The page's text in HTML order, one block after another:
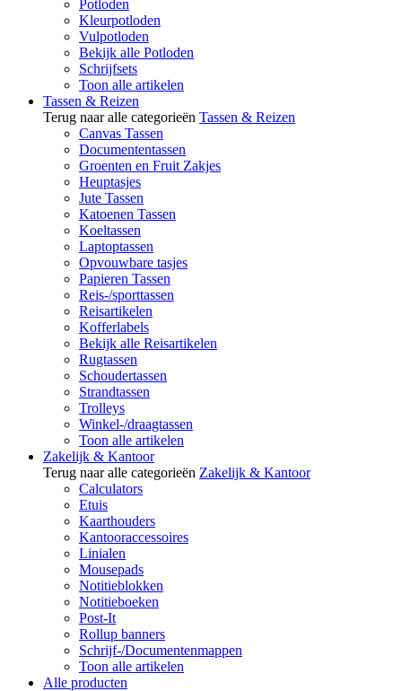
Potloden
Kleurpotloden
Vulpotloden
Bekijk alle Potloden
Schrijfsets
Toon alle artikelen
Tassen & Reizen
Terug naar alle categorieën Tassen & Reizen
Canvas Tassen
Documententassen
Groenten en Fruit Zakjes
Heuptasjes
Jute Tassen
Katoenen Tassen
Koeltassen
Laptoptassen
Opvouwbare tasjes
Papieren Tassen
Reis-/sporttassen
Reisartikelen
Kofferlabels
Bekijk alle Reisartikelen
Rugtassen
Schoudertassen
Strandtassen
Trolleys
Winkel-/draagtassen
Toon alle artikelen
Zakelijk & Kantoor
Terug naar alle categorieën Zakelijk & Kantoor
Calculators
Etuis
Kaarthouders
Kantooraccessoires
Linialen
Mousepads
Notitieblokken
Notitieboeken
Post-It
Rollup banners
Schrijf-/Documentenmappen
Toon alle artikelen
Alle producten